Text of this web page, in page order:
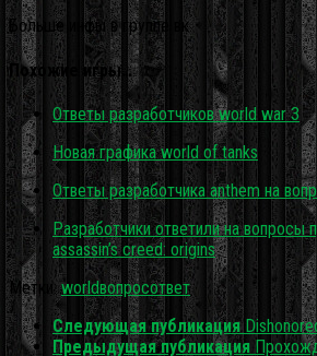
Больше инфы в группе вк.
Похожие игры…
Ответы разработчиков world war 3
Новая графика world of tanks
Ответы разработчика anthem на
Разработчики ответили на вопросы
assassin’s creed: origins
Метки: worldвопросответ
Следующая публикация
Предыдущая публикация